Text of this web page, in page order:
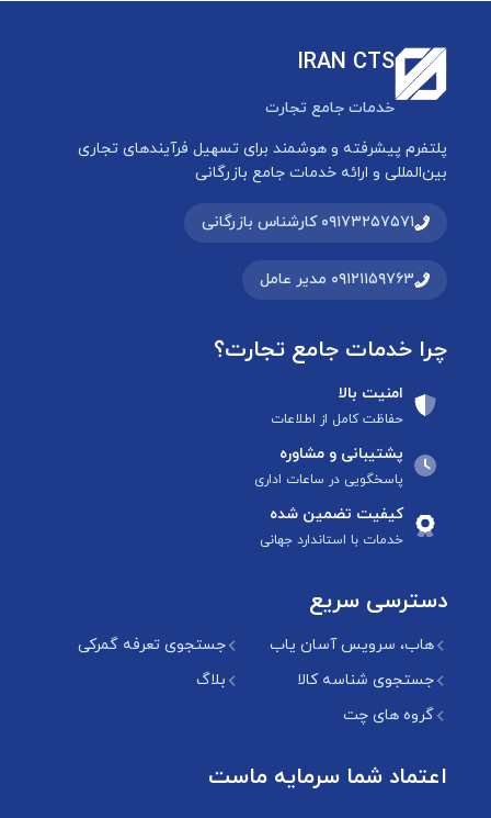
IRAN CTS
خدمات جامع تجارت
پلتفرم پیشرفته و هوشمند برای تسهیل فرآیندهای تجاری
بین‌المللی و ارائه خدمات جامع بازرگانی
۰۹۱۷۳۲۵۷۵۷۱ کارشناس بازرگانی
۰۹۱۲۱۱۵۹۷۶۳ مدیر عامل
چرا خدمات جامع تجارت؟
امنیت بالا
حفاظت کامل از اطلاعات
پشتیبانی و مشاوره
پاسخگویی در ساعات اداری
کیفیت تضمین شده
خدمات با استاندارد جهانی
دسترسی سریع
هاب، سرویس آسان یاب
جستجوی تعرفه گمرکی
جستجوی شناسه کالا
بلاگ
گروه های چت
اعتماد شما سرمایه ماست